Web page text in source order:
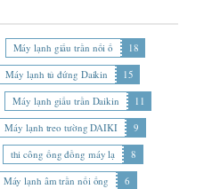
Máy lạnh giấu trần nối ố
18
Máy lạnh tủ đứng Daikin
15
Máy lạnh giấu trần Daikin
11
Máy lạnh treo tường DAIKI
9
thi công ống đồng máy lạ
8
Máy lạnh âm trần nối ống
6